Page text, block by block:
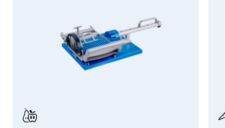
La capacidad depende, entre otras cosas, del